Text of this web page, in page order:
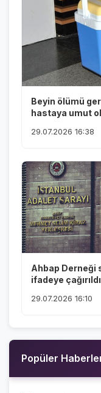
Beyin ölümü
hastaya umut
29.07.2026 16:38
Ahbap Derneği
ifadeye çağırıldı
29.07.2026 16:10
Popüler